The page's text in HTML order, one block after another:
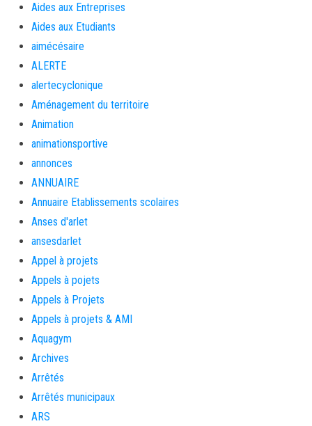
Aides aux Entreprises
Aides aux Etudiants
aimécésaire
ALERTE
alertecyclonique
Aménagement du territoire
Animation
animationsportive
annonces
ANNUAIRE
Annuaire Etablissements scolaires
Anses d'arlet
ansesdarlet
Appel à projets
Appels à pojets
Appels à Projets
Appels à projets & AMI
Aquagym
Archives
Arrêtés
Arrêtés municipaux
ARS